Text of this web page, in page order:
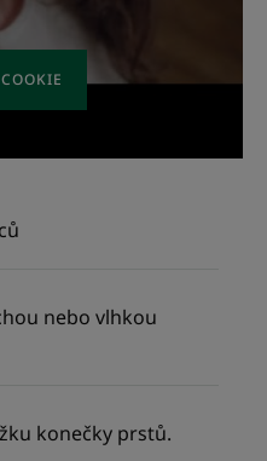
nebo vlhkou
konečky prstů.